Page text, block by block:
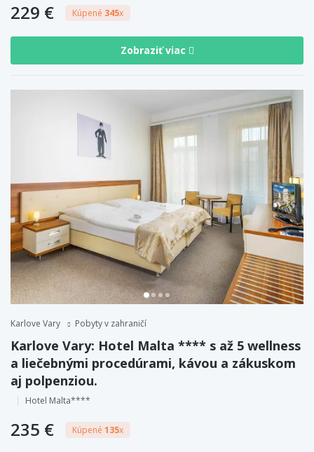
229 € Kúpené 345x
Zobraziť viac
Karlove Vary Pobyty v zahraničí
Karlove Vary: Hotel Malta **** s až 5 wellness
a liečebnými procedúrami, kávou a zákuskom
aj polpenziou.
Hotel Malta****
235 € Kúpené 135x